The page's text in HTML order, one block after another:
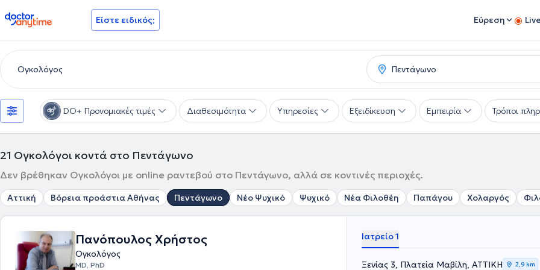
doctoranytime Είστε ειδικός; Εύρεση
DO+ Προνομιακές τιμές Διαθεσιμότητα Υπηρεσίες Εξειδίκευση Εμπειρία Τρόποι
21 Ογκολόγοι κοντά στο Πεντάγωνο
Δεν βρέθηκαν Ογκολόγοι με online ραντεβού στο Πεντάγωνο, αλλά σε κοντινές περιοχές.
Αττική Βόρεια προάστια Αθήνας Πεντάγωνο Νέο Ψυχικό Ψυχικό Νέα Φιλοθέη Παπάγου Χολαργός
Πανόπουλος Χρήστος
Ογκολόγος
MD, PhD
Ιατρείο 1
Ξενίας 3, Πλατεία Μαβίλη, ΑΤΤΙΚΗ 2,9 km